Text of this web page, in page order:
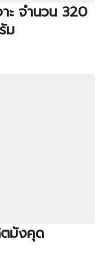
ะ จำนวน 320
ม
ตมังคุด